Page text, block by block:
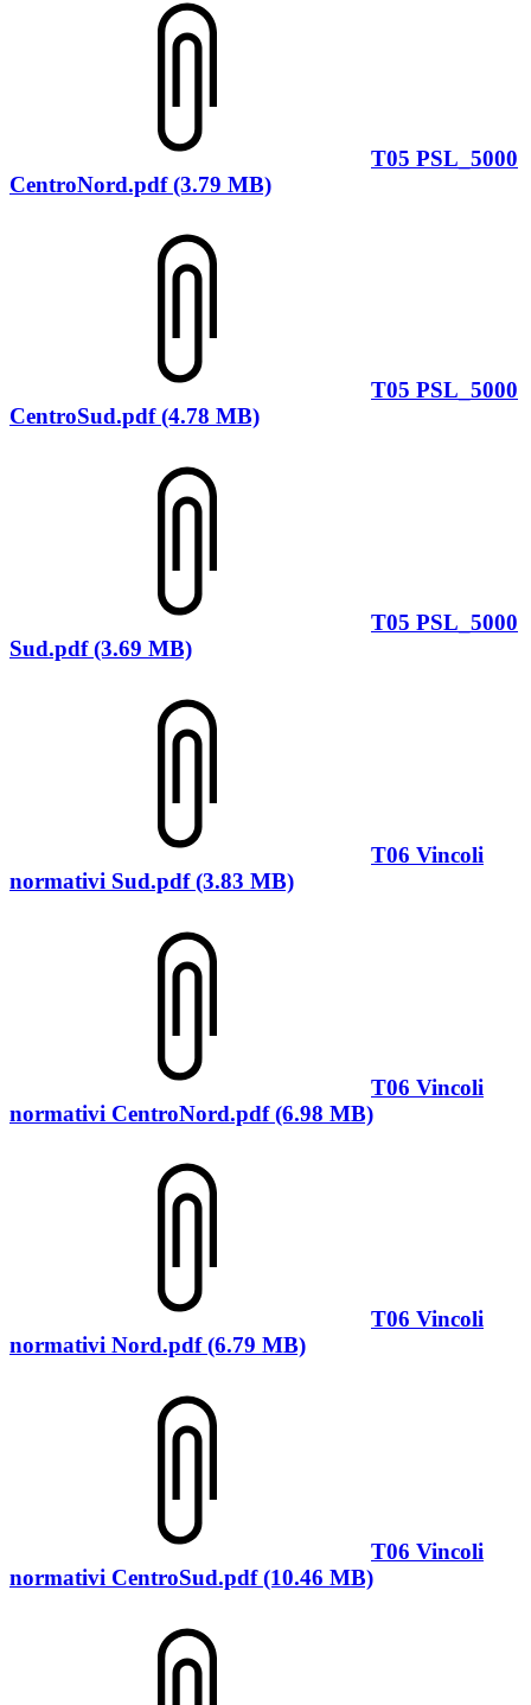
T05 PSL_5000
CentroNord.pdf (3.79 MB)
T05 PSL_5000
CentroSud.pdf (4.78 MB)
T05 PSL_5000
Sud.pdf (3.69 MB)
T06 Vincoli
normativi Sud.pdf (3.83 MB)
T06 Vincoli
normativi CentroNord.pdf (6.98 MB)
T06 Vincoli
normativi Nord.pdf (6.79 MB)
T06 Vincoli
normativi CentroSud.pdf (10.46 MB)